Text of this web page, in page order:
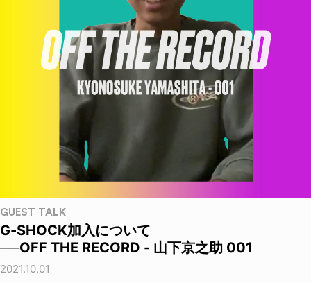
GUEST TALK
G-SHOCK加入について
──OFF THE RECORD - 山下京之助 001
2021.10.01